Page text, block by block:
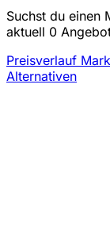
Suchst du einen
aktuell 0
Preisverlauf
Alternativen